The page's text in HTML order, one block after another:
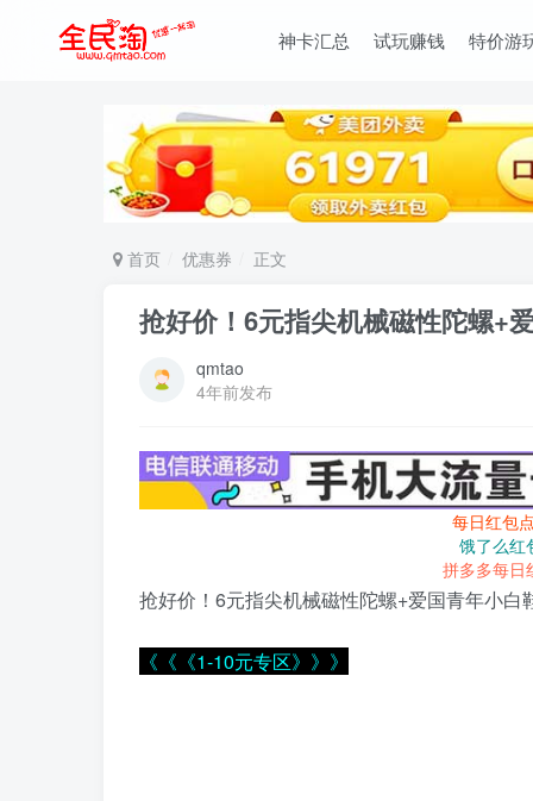
神卡汇总 试玩赚钱 特价游
首页 优惠券 正文
抢好价！6元指尖机械磁性陀螺+
qmtao
4年前发布
每日红包
饿了么红
拼多多每日
抢好价！6元指尖机械磁性陀螺+爱国青年小白
《《《1-10元专区》》》